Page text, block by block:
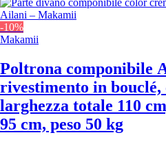
-10%
Makamii
Poltrona componibile
rivestimento in bouclé,
larghezza totale 110
95 cm, peso 50 kg